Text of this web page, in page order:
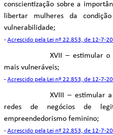
conscientização sobre a
libertar mulheres da
vulnerabilidade;
- Acrescido pela Lei nº 22.853, de 12-7-
XVII – estimular o
mais vulneráveis;
- Acrescido pela Lei nº 22.853, de 12-7-
XVIII – estimular
redes de negócios de
empreendedorismo feminino;
- Acrescido pela Lei nº 22.853, de 12-7-